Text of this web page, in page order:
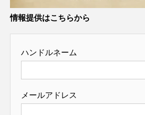
情報提供はこちらから
ハンドルネーム
メールアドレス